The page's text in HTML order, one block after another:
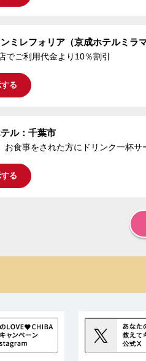
ミレフォリア（京成ホテルミラ
でご利用代金より10％割引
る
ル：千葉市
食事をされた方にドリンク一杯サ
る